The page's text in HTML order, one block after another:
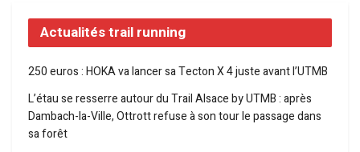
Actualités trail running
250 euros : HOKA va lancer sa Tecton X 4 juste avant l’UTMB
L’étau se resserre autour du Trail Alsace by UTMB : après
Dambach-la-Ville, Ottrott refuse à son tour le passage dans
sa forêt